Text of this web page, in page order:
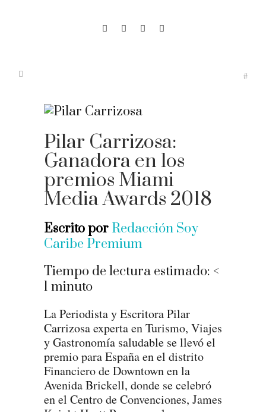
Pilar Carrizosa:
Ganadora en los
premios Miami
Media Awards 2018
Escrito por Redacción Soy
Caribe Premium
Tiempo de lectura estimado: <
1 minuto
La Periodista y Escritora Pilar
Carrizosa experta en Turismo, Viajes
y Gastronomía saludable se llevó el
premio para España en el distrito
Financiero de Downtown en la
Avenida Brickell, donde se celebró
en el Centro de Convenciones, James